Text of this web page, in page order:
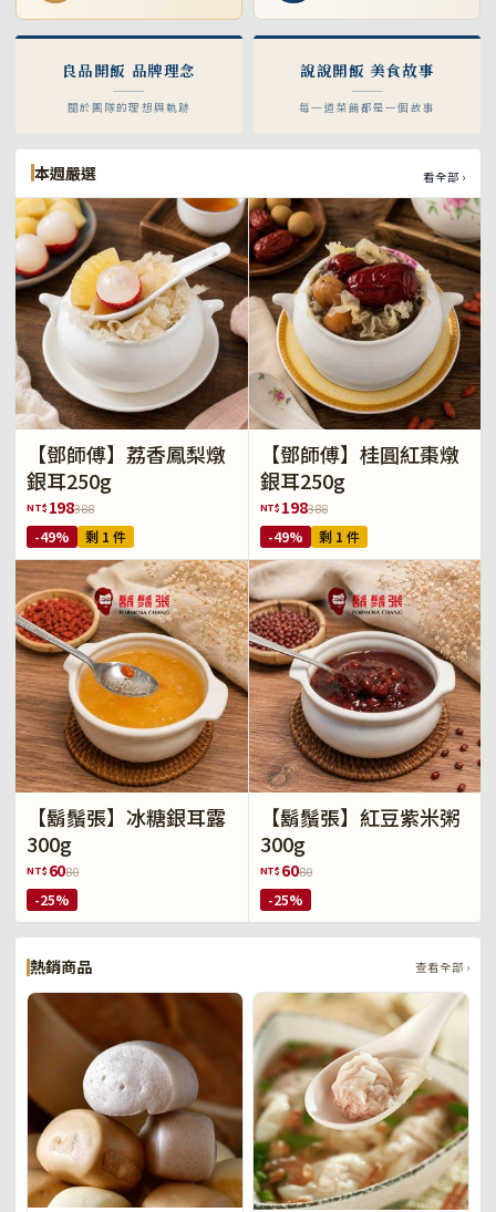
良品開飯 品牌理念
關於團隊的理想與軌跡
說說開飯 美食故事
每一道菜餚都是一個故事
本週嚴選 看全部 ›
【鄧師傅】荔香鳳梨燉
銀耳250g
NT$ 198388
-49% 剩 1 件
【鄧師傅】桂圓紅棗燉
銀耳250g
NT$ 198388
-49% 剩 1 件
【鬍鬚張】冰糖銀耳露
300g
NT$ 6080
-25%
【鬍鬚張】紅豆紫米粥
300g
NT$ 6080
-25%
熱銷商品 查看全部 ›